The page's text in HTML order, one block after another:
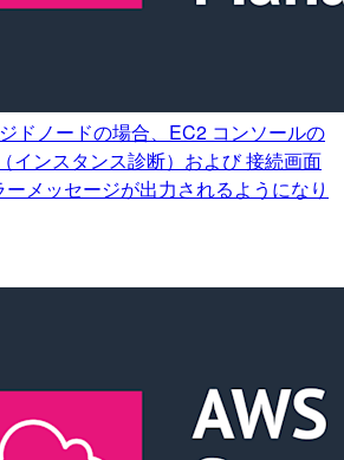
ドノードの場合、EC2 コンソールの
インスタンス診断）および 接続画面
メッセージが出力されるようになり